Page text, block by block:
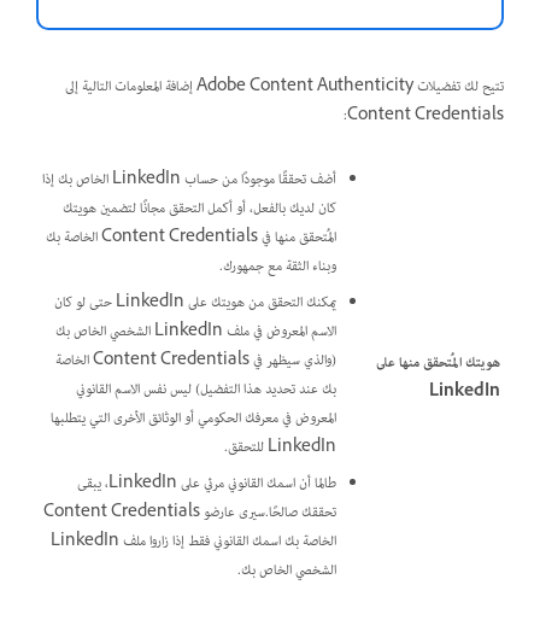
تتيح لك تفضيلات Adobe Content Authenticity إضافة المعلومات التالية إلى
Content Credentials:
هويتك المُتحقق منها على
LinkedIn
أضف تحققًا موجودًا من حساب LinkedIn الخاص بك إذا
كان لديك بالفعل، أو أكمل التحقق مجانًا لتضمين هويتك
المُتحقق منها في Content Credentials الخاصة بك
وبناء الثقة مع جمهورك.
يمكنك التحقق من هويتك على LinkedIn حتى لو كان
الاسم المعروض في ملف LinkedIn الشخصي الخاص بك
(والذي سيظهر في Content Credentials الخاصة
بك عند تحديد هذا التفضيل) ليس نفس الاسم القانوني
المعروض في معرفك الحكومي أو الوثائق الأخرى التي يتطلبها
LinkedIn للتحقق.
طالما أن اسمك القانوني مرئي على LinkedIn، يبقى
تحققك صالحًا.سيرى عارضو Content Credentials
الخاصة بك اسمك القانوني فقط إذا زاروا ملف LinkedIn
الشخصي الخاص بك.